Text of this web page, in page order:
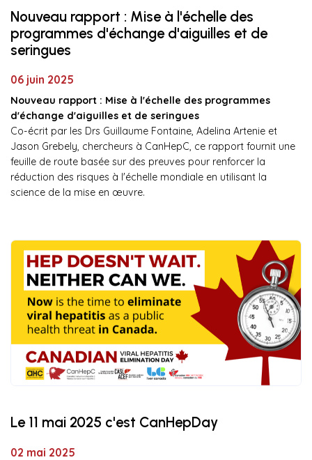
Nouveau rapport : Mise à l'échelle des
programmes d'échange d'aiguilles et de
seringues
06 juin 2025
Nouveau rapport : Mise à l'échelle des programmes
d'échange d'aiguilles et de seringues
Co-écrit par les Drs Guillaume Fontaine, Adelina Artenie et
Jason Grebely, chercheurs à CanHepC, ce rapport fournit une
feuille de route basée sur des preuves pour renforcer la
réduction des risques à l'échelle mondiale en utilisant la
science de la mise en œuvre.
Le 11 mai 2025 c'est CanHepDay
02 mai 2025